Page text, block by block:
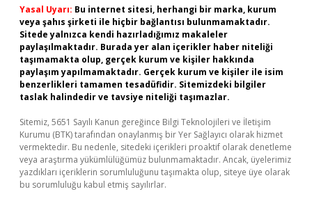
Yasal Uyarı: Bu internet sitesi, herhangi bir marka, kurum
veya şahıs şirketi ile hiçbir bağlantısı bulunmamaktadır.
Sitede yalnızca kendi hazırladığımız makaleler
paylaşılmaktadır. Burada yer alan içerikler haber niteliği
taşımamakta olup, gerçek kurum ve kişiler hakkında
paylaşım yapılmamaktadır. Gerçek kurum ve kişiler ile isim
benzerlikleri tamamen tesadüfidir. Sitemizdeki bilgiler
taslak halindedir ve tavsiye niteliği taşımazlar.
Sitemiz, 5651 Sayılı Kanun gereğince Bilgi Teknolojileri ve İletişim
Kurumu (BTK) tarafından onaylanmış bir Yer Sağlayıcı olarak hizmet
vermektedir. Bu nedenle, sitedeki içerikleri proaktif olarak denetleme
veya araştırma yükümlülüğümüz bulunmamaktadır. Ancak, üyelerimiz
yazdıkları içeriklerin sorumluluğunu taşımakta olup, siteye üye olarak
bu sorumluluğu kabul etmiş sayılırlar.